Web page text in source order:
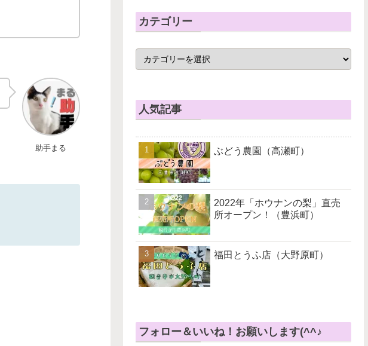
助手まる
カテゴリー
人気記事
ぶどう農園（高瀬町）
2022年「ホウナンの梨」直売
所オープン！（豊浜町）
福田とうふ店（大野原町）
フォロー＆いいね！お願いします(^^♪